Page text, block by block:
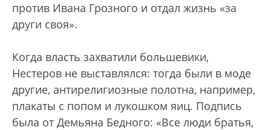
против Ивана Грозного и отдал жизнь «за
други своя».
Когда власть захватили большевики,
Нестеров не выставлялся: тогда были в моде
другие, антирелигиозные полотна, например,
плакаты с попом и лукошком яиц. Подпись
была от Демьяна Бедного: «Все люди братья,